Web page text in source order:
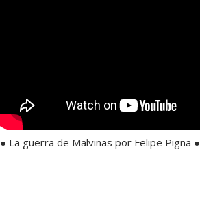
● La guerra de Malvinas por Felipe Pigna ●